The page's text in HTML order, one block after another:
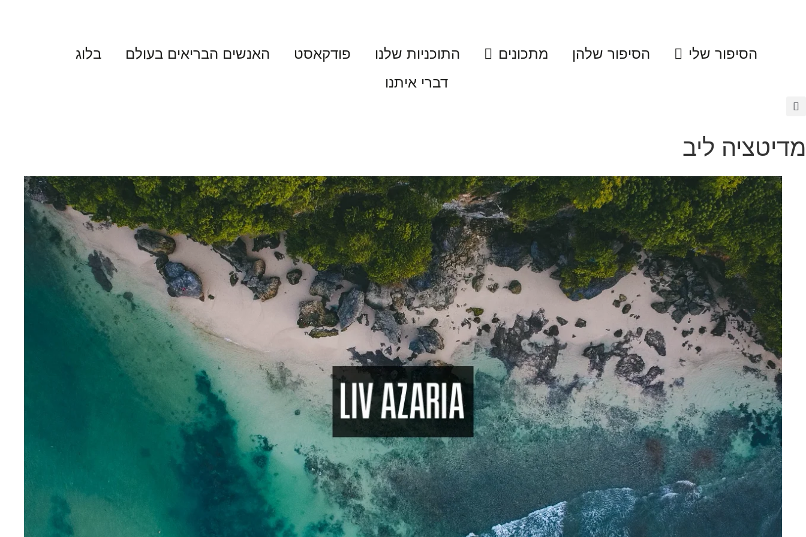
הסיפור שלי
הסיפור שלהן מתכונים התוכניות שלנו פודקאסט האנשים הבריאים בעולם
בלוג
דברי איתנו
מדיטציה ליב